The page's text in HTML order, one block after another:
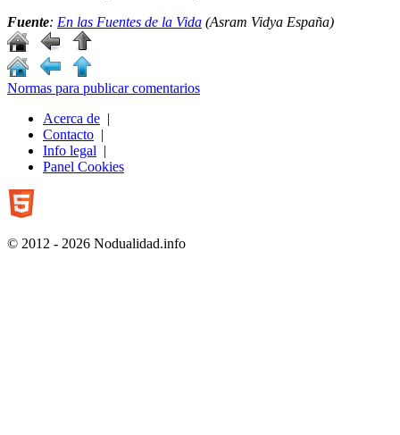
Fuente: En las Fuentes de la Vida (Asram Vidya España)
Normas para publicar comentarios
Acerca de |
Contacto |
Info legal |
Panel Cookies
© 2012 - 2026 Nodualidad.info